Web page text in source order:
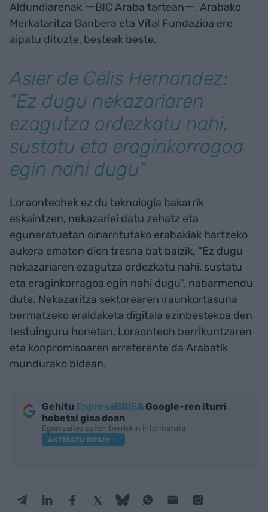
Aldundiarenak ーBIC Araba tarteanー, Arabako
Merkataritza Ganbera eta Vital Fundazioa ere
aipatu dituzte, besteak beste.
Asier de Célis Hernandez:
"Ez dugu nekazariaren
ezagutza ordezkatu nahi,
sustatu eta eraginkorragoa
egin nahi dugu"
Loraontechek ez du teknologia bakarrik
eskaintzen, nekazariei datu zehatz eta
eguneratuetan oinarritutako erabakiak hartzeko
aukera ematen dien tresna bat baizik. "Ez dugu
nekazariaren ezagutza ordezkatu nahi, sustatu
eta eraginkorragoa egin nahi dugu", nabarmendu
dute. Nekazaritza sektorearen iraunkortasuna
bermatzeko eraldaketa digitala ezinbestekoa den
testuinguru honetan, Loraontech berrikuntzaren
eta konpromisoaren erreferente da Arabatik
mundurako bidean.
Gehitu EnpresaBIDEA Google-ren iturri
hobetsi gisa doan
Egon zaitez azken berriekin informatuta
AKTIBATU ORAIN